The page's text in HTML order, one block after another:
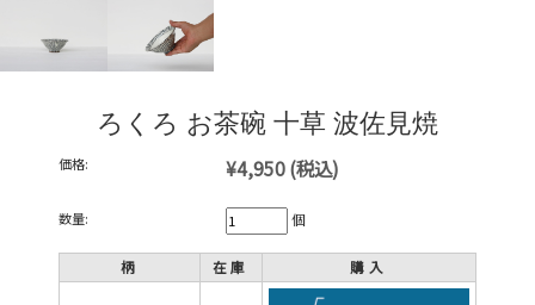
ろくろ お茶碗 十草 波佐見焼
価格: ¥4,950(税込)
数量: 個
柄 在庫 購入